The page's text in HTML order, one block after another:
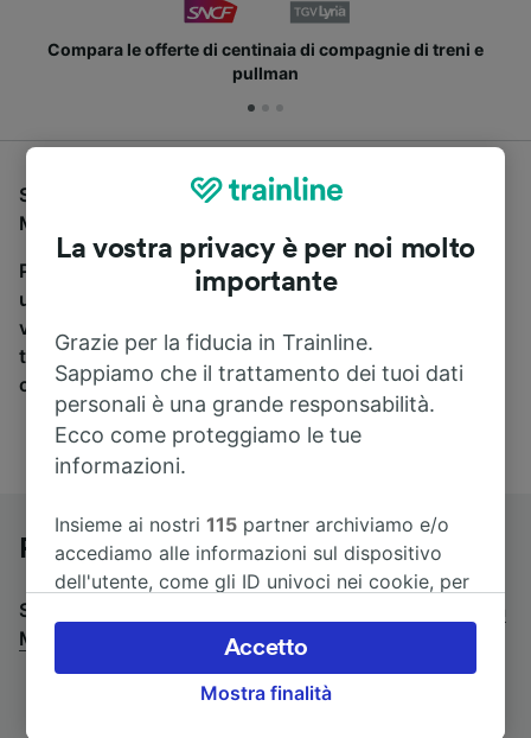
Compara le offerte di centinaia di compagnie di treni e
pullman
Se stai cercando un pullman per viaggiare da Tulle a
Montauban, sei nel posto giusto.
Per trovare i biglietti dei pullman, è sufficiente avviare
una ricerca in alto, e compareremo i tempi e i costi del
viaggio in treno e in pullman. Con Trainline puoi
trovare i biglietti per viaggiare con oltre 170
compagnie ferroviarie e dei pullman.
Pullman da Tulle a Montauban
Stai cercando un viaggio di ritorno? Vai su
Montauban a Tulle
La vostra privacy è per noi molto
importante
Grazie per la fiducia in Trainline.
Sappiamo che il trattamento dei tuoi dati
personali è una grande responsabilità.
Ecco come proteggiamo le tue
informazioni.
Insieme ai nostri115 partner archiviamo e/o
accediamo alle informazioni sul dispositivo
dell'utente, come gli ID univoci nei cookie, per
accettare o gestire le proprie scelte facendo
clic di seguito, tra cui il proprio diritto di
opporsi sulla base di un interesse legittimo o
Mostra finalità
Accetto